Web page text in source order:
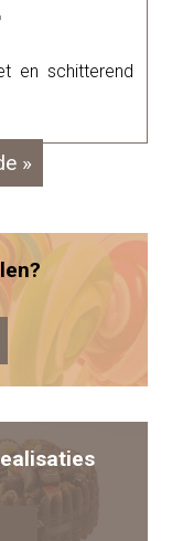
en schitterend
»